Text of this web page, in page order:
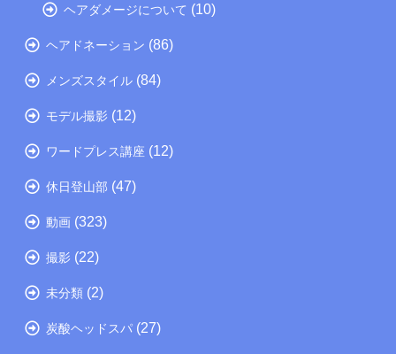
ヘアダメージについて (10)
ヘアドネーション (86)
メンズスタイル (84)
モデル撮影 (12)
ワードプレス講座 (12)
休日登山部 (47)
動画 (323)
撮影 (22)
未分類 (2)
炭酸ヘッドスパ (27)